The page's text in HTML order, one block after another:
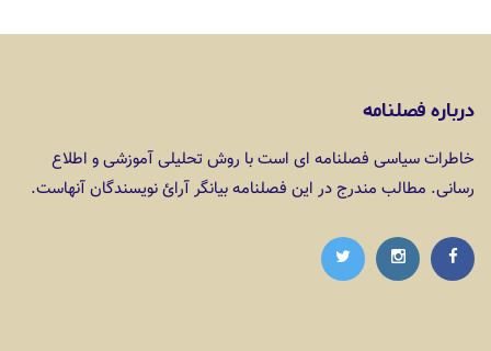
درباره فصلنامه
خاطرات سیاسی فصلنامه ای است با روش تحلیلی آموزشی و اطلاع
رسانی. مطالب مندرج در این فصلنامه بیانگر آرائ نویسندگان آنهاست.